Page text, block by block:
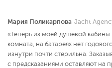
Мария Поликарпова Jacht
«Теперь из моей душевой кабины
комната, на батареях нет
изнутри почти стерильна.
с предсказаниями оставляют на